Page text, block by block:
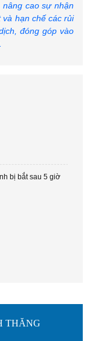
cao sự nhận
và hạn chế các rủi
đóng góp vào
bị bắt sau 5 giờ
THĂNG